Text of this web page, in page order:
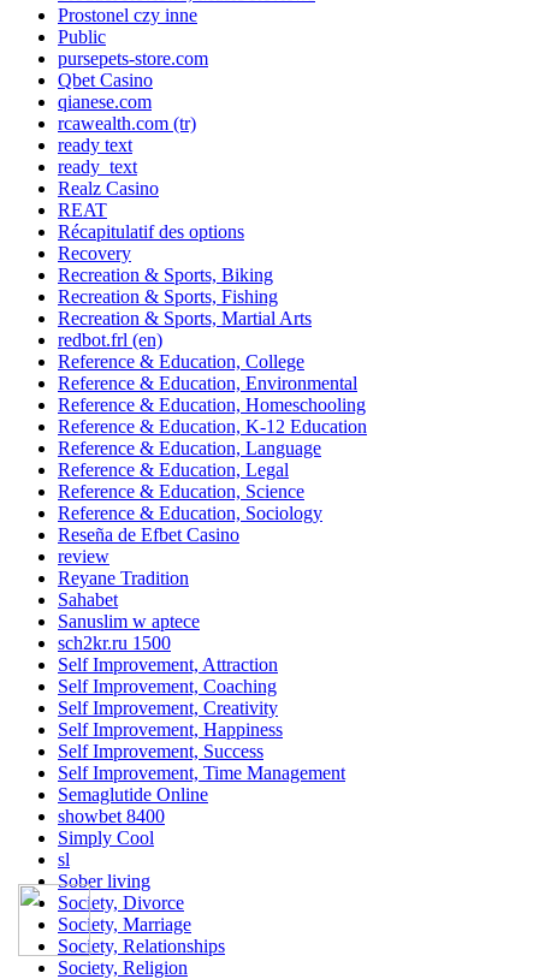
Prostonel czy inne
Public
pursepets-store.com
Qbet Casino
qianese.com
rcawealth.com (tr)
ready text
ready_text
Realz Casino
REAT
Récapitulatif des options
Recovery
Recreation & Sports, Biking
Recreation & Sports, Fishing
Recreation & Sports, Martial Arts
redbot.frl (en)
Reference & Education, College
Reference & Education, Environmental
Reference & Education, Homeschooling
Reference & Education, K-12 Education
Reference & Education, Language
Reference & Education, Legal
Reference & Education, Science
Reference & Education, Sociology
Reseña de Efbet Casino
review
Reyane Tradition
Sahabet
Sanuslim w aptece
sch2kr.ru 1500
Self Improvement, Attraction
Self Improvement, Coaching
Self Improvement, Creativity
Self Improvement, Happiness
Self Improvement, Success
Self Improvement, Time Management
Semaglutide Online
showbet 8400
Simply Cool
sl
Sober living
Society, Divorce
Society, Marriage
Society, Relationships
Society, Religion